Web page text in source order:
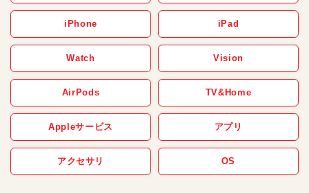
iPhone iPad
Watch Vision
AirPods TV&Home
Appleサービス アプリ
アクセサリ OS